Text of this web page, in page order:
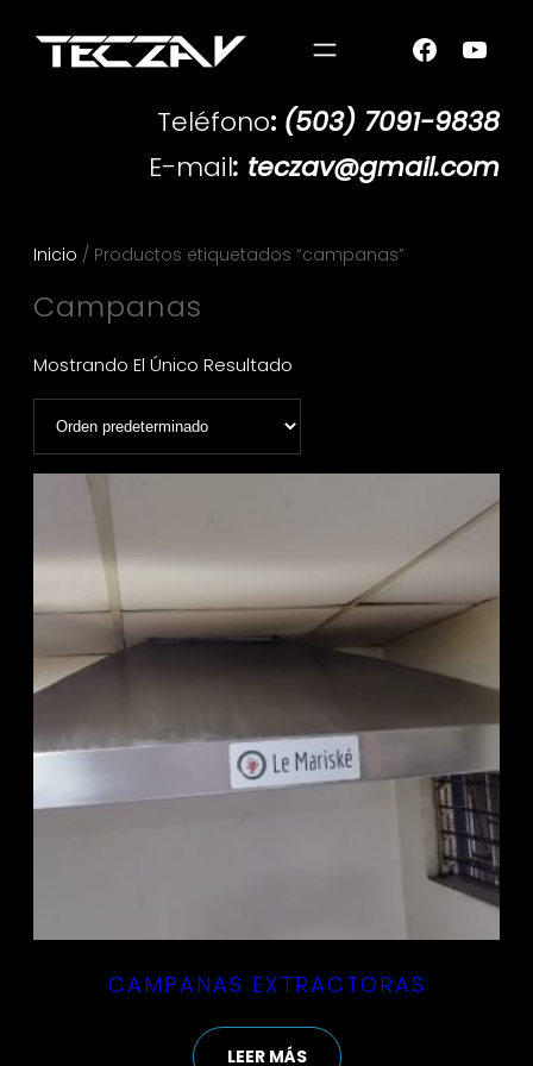
Teléfono: (503) 7091-9838
E-mail: teczav@gmail.com
Inicio / Productos etiquetados “campanas”
Campanas
Mostrando El Único Resultado
CAMPANAS EXTRACTORAS
LEER MÁS